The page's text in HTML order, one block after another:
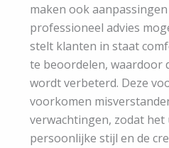
maken ook
professioneel advies
stelt klanten in staat
te beoordelen, waardoor
wordt verbeterd. Deze
voorkomen
verwachtingen, zodat
persoonlijke stijl en de